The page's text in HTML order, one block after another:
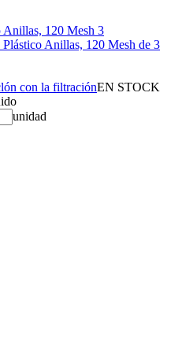
120 Mesh 3
Anillas, 120 Mesh de 3
con la filtraciónEN STOCK
unidad